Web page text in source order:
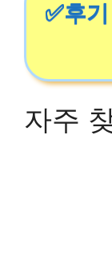
✅후
자주